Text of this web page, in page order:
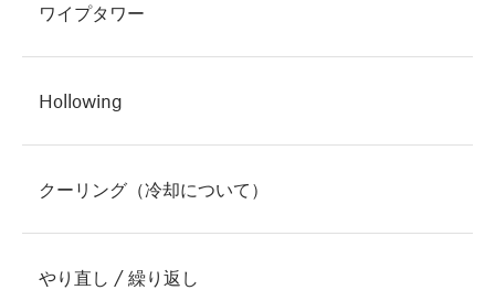
ワイプタワー
Hollowing
クーリング（冷却について）
やり直し / 繰り返し